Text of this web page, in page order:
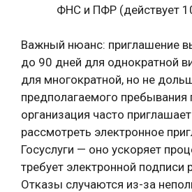
ФНС и ПФР (действует
Важный нюанс: приглашение
до 90 дней для однократной
для многократной, но не
предполагаемого пребывания
организация часто
рассмотреть электронное
Госуслуги — оно ускоряет
требует электронной подписи
Отказы случаются из-за